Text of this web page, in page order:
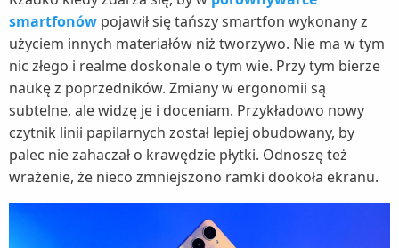
smartfonów pojawił się tańszy smartfon wykonany z
użyciem innych materiałów niż tworzywo. Nie ma w tym
nic złego i realme doskonale o tym wie. Przy tym bierze
naukę z poprzedników. Zmiany w ergonomii są
subtelne, ale widzę je i doceniam. Przykładowo nowy
czytnik linii papilarnych został lepiej obudowany, by
palec nie zahaczał o krawędzie płytki. Odnoszę też
wrażenie, że nieco zmniejszono ramki dookoła ekranu.